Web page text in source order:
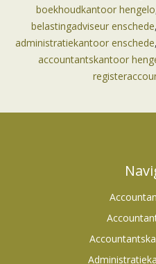
boekhoudkantoor hengelo
belastingadviseur enschede,
administratiekantoor enschede,
accountantskantoor